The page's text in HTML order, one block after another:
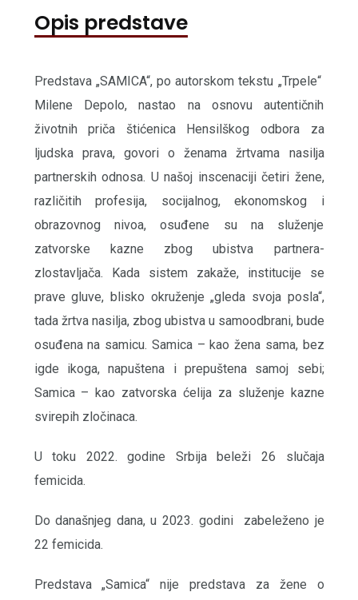
Opis predstave
Predstava „SAMICA“, po autorskom tekstu „Trpele“
Milene Depolo, nastao na osnovu autentičnih
životnih priča štićenica Hensilškog odbora za
ljudska prava, govori o ženama žrtvama nasilja
partnerskih odnosa. U našoj inscenaciji četiri žene,
različitih profesija, socijalnog, ekonomskog i
obrazovnog nivoa, osuđene su na služenje
zatvorske kazne zbog ubistva partnera-
zlostavljača. Kada sistem zakaže, institucije se
prave gluve, blisko okruženje „gleda svoja posla“,
tada žrtva nasilja, zbog ubistva u samoodbrani, bude
osuđena na samicu. Samica – kao žena sama, bez
igde ikoga, napuštena i prepuštena samoj sebi;
Samica – kao zatvorska ćelija za služenje kazne
svirepih zločinaca.
U toku 2022. godine Srbija beleži 26 slučaja
femicida.
Do današnjeg dana, u 2023. godini zabeleženo je
22 femicida.
Predstava „Samica“ nije predstava za žene o